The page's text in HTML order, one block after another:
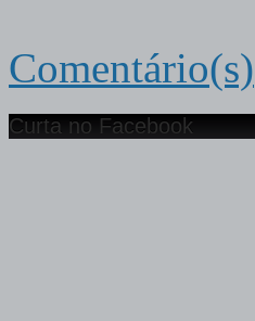
Comentário(s)
Curta no Facebook